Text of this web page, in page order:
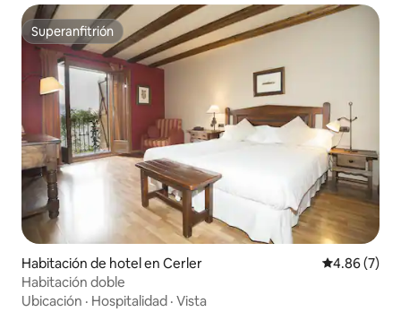
Superanfitrión
Superanfitrión
Habitación de hotel en Cerler Calificación
4.86 (7)
Habitación doble
Ubicación · Hospitalidad · Vista